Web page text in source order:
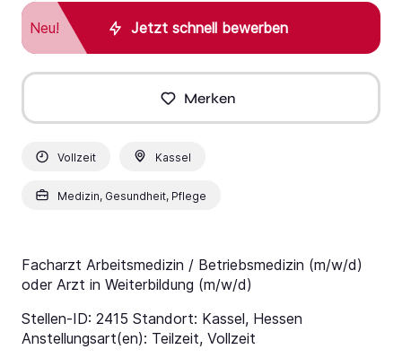
Jetzt schnell bewerben
Neu!
Merken
Vollzeit Kassel
Medizin, Gesundheit, Pflege
Facharzt Arbeitsmedizin / Betriebsmedizin (m/w/d)
oder Arzt in Weiterbildung (m/w/d)
Stellen-ID: 2415 Standort: Kassel, Hessen
Anstellungsart(en): Teilzeit, Vollzeit